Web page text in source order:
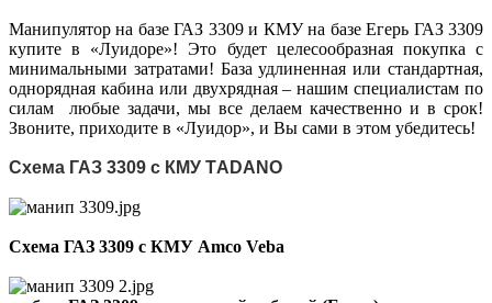
Манипулятор на базе ГАЗ 3309 и КМУ на базе Егерь ГАЗ 3309
купите в «Луидоре»! Это будет целесообразная покупка с
минимальными затратами! База удлиненная или стандартная,
однорядная кабина или двухрядная – нашим специалистам по
силам любые задачи, мы все делаем качественно и в срок!
Звоните, приходите в «Луидор», и Вы сами в этом убедитесь!
Схема ГАЗ 3309 с КМУ TАDANO
Схема ГАЗ 3309 с КМУ Amco Veba